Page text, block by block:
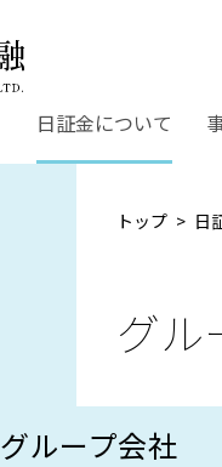
日証金について
トップ 日
グル
グループ会社